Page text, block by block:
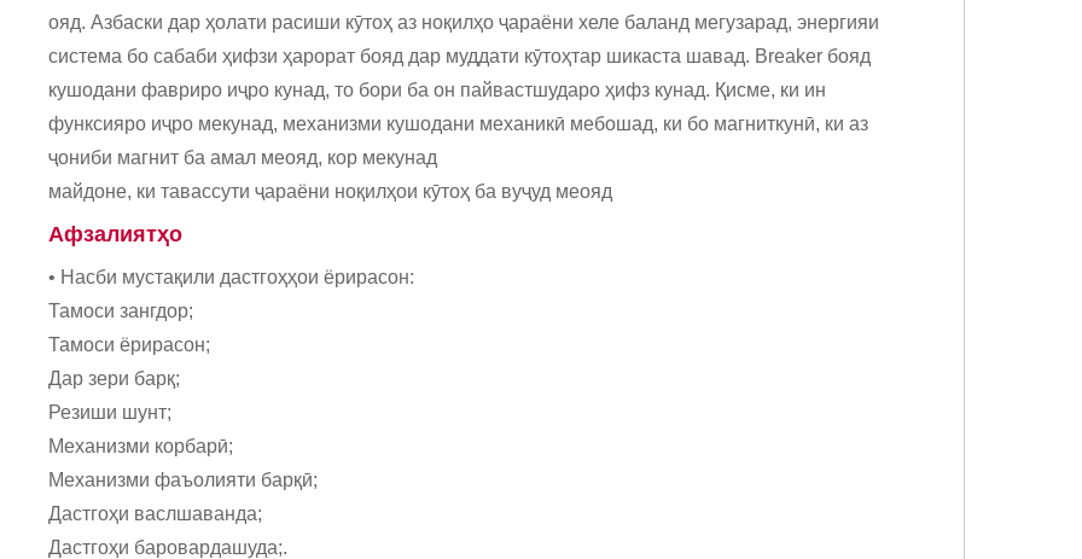
ояд. Азбаски дар ҳолати расиши кӯтоҳ аз ноқилҳо ҷараёни хеле баланд мегузарад, энергияи
система бо сабаби ҳифзи ҳарорат бояд дар муддати кӯтоҳтар шикаста шавад. Breaker бояд
кушодани фавриро иҷро кунад, то бори ба он пайвастшударо ҳифз кунад. Қисме, ки ин
функсияро иҷро мекунад, механизми кушодани механикӣ мебошад, ки бо магниткунӣ, ки аз
ҷониби магнит ба амал меояд, кор мекунад
майдоне, ки тавассути ҷараёни ноқилҳои кӯтоҳ ба вуҷуд меояд
Афзалиятҳо
• Насби мустақили дастгоҳҳои ёрирасон:
Тамоси зангдор;
Тамоси ёрирасон;
Дар зери барқ;
Резиши шунт;
Механизми корбарӣ;
Механизми фаъолияти барқӣ;
Дастгоҳи васлшаванда;
Дастгоҳи баровардашуда;.